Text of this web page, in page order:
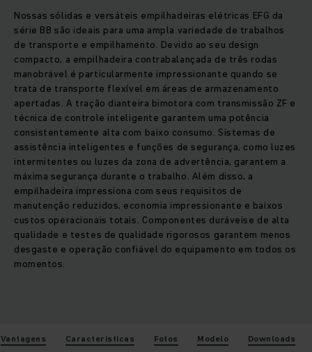
Nossas sólidas e versáteis empilhadeiras elétricas EFG da
série BB são ideais para uma ampla variedade de trabalhos
de transporte e empilhamento. Devido ao seu design
compacto, a empilhadeira contrabalançada de três rodas
manobrável é particularmente impressionante quando se
trata de transporte flexível em áreas de armazenamento
apertadas. A tração dianteira bimotora com transmissão ZF e
técnica de controle inteligente garantem uma potência
consistentemente alta com baixo consumo. Sistemas de
assistência inteligentes e funções de segurança, como luzes
intermitentes ou luzes da zona de advertência, garantem a
máxima segurança durante o trabalho. Além disso, a
empilhadeira impressiona com seus requisitos de
manutenção reduzidos, economia impressionante e baixos
custos operacionais totais. Componentes duráveis​e de alta
qualidade e testes de qualidade rigorosos garantem menos
desgaste e operação confiável do equipamento em todos os
momentos.
Vantagens Características Fotos Modelo Downloads